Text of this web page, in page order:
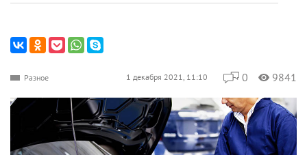
Разное 1 декабря 2021, 11:10 0 9841